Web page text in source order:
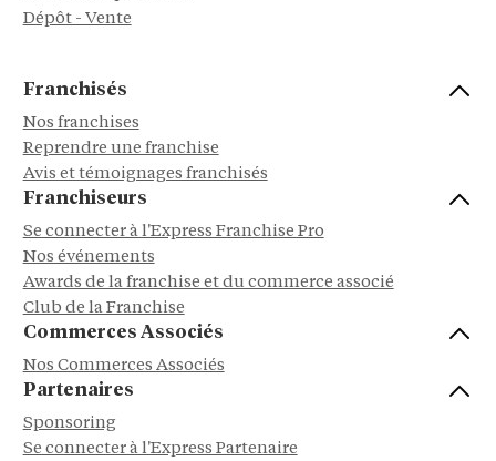
Dépôt - Vente
Franchisés
Nos franchises
Reprendre une franchise
Avis et témoignages franchisés
Franchiseurs
Se connecter à l'Express Franchise Pro
Nos événements
Awards de la franchise et du commerce associé
Club de la Franchise
Commerces Associés
Nos Commerces Associés
Partenaires
Sponsoring
Se connecter à l'Express Partenaire